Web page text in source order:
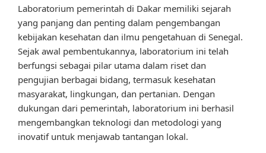
Laboratorium pemerintah di Dakar memiliki sejarah
yang panjang dan penting dalam pengembangan
kebijakan kesehatan dan ilmu pengetahuan di Senegal.
Sejak awal pembentukannya, laboratorium ini telah
berfungsi sebagai pilar utama dalam riset dan
pengujian berbagai bidang, termasuk kesehatan
masyarakat, lingkungan, dan pertanian. Dengan
dukungan dari pemerintah, laboratorium ini berhasil
mengembangkan teknologi dan metodologi yang
inovatif untuk menjawab tantangan lokal.